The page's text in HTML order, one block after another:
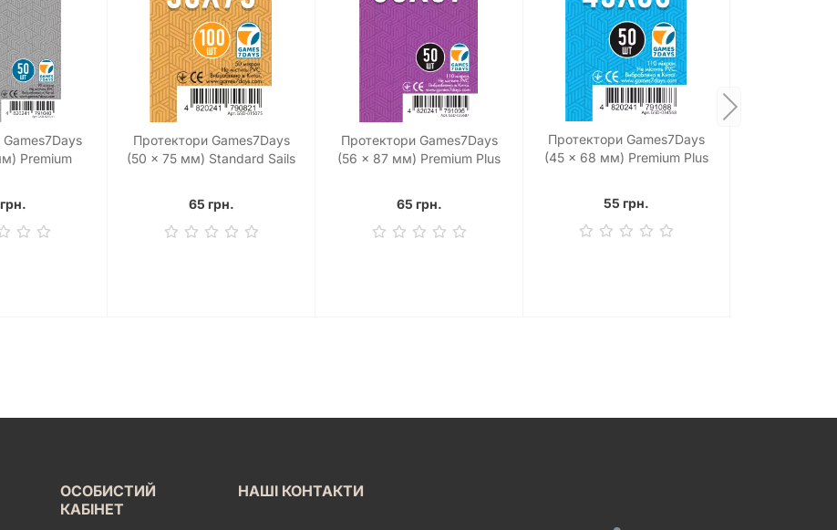
Premium
Протектори Games7Days
(50 x 75 мм) Standard Sails
65 грн.
Протектори Games7Days
(56 x 87 мм) Premium Plus
65 грн.
Протектори Games7Days
(45 x 68 мм) Premium Plus
55 грн.
ОСОБИСТИЙ
КАБІНЕТ
НАШІ КОНТАКТИ